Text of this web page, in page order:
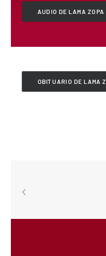
AUDIO DE LAMA ZOPA
OBITUARIO DE LAMA